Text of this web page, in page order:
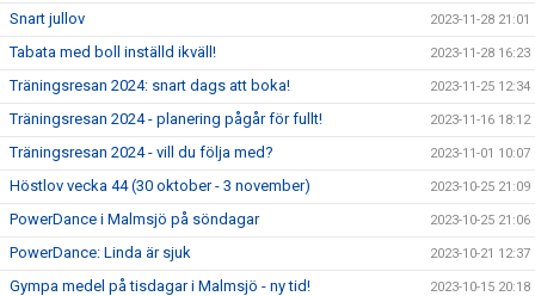
Snart jullov 2023-11-28 21:01
Tabata med boll inställd ikväll! 2023-11-28 16:23
Träningsresan 2024: snart dags att boka! 2023-11-25 12:34
Träningsresan 2024 - planering pågår för fullt! 2023-11-16 18:12
Träningsresan 2024 - vill du följa med? 2023-11-01 10:07
Höstlov vecka 44 (30 oktober - 3 november) 2023-10-25 21:09
PowerDance i Malmsjö på söndagar 2023-10-25 21:06
PowerDance: Linda är sjuk 2023-10-21 12:37
Gympa medel på tisdagar i Malmsjö - ny tid! 2023-10-15 20:18